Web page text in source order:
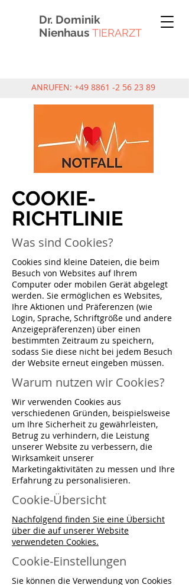
Dr. Dominik
Nienhaus TIERARZT
ANRUFEN: +49 8861 -2 56 23 89
COOKIE-
RICHTLINIE
Was sind Cookies?
Cookies sind kleine Dateien, die beim
Besuch von Websites auf Ihrem
Computer oder mobilen Gerät abgelegt
werden. Sie ermöglichen es Websites,
Ihre Aktionen und Präferenzen (wie
Login, Sprache, Schriftgröße und andere
Anzeigepräferenzen) über einen
bestimmten Zeitraum zu speichern,
sodass Sie diese nicht bei jedem Besuch
der Website erneut eingeben müssen.
Warum nutzen wir Cookies?
Wir verwenden Cookies aus
verschiedenen Gründen, beispielsweise
um Ihre Sicherheit zu gewährleisten,
Betrug zu verhindern, die Leistung
unserer Website zu verbessern, die
Wirksamkeit unserer
Marketingaktivitäten zu messen und Ihre
Erfahrung zu personalisieren.
Cookie-Übersicht
Nachfolgend finden Sie eine Übersicht
über die auf unserer Website
verwendeten Cookies.
Cookie-Einstellungen
Sie können die Verwendung von Cookies